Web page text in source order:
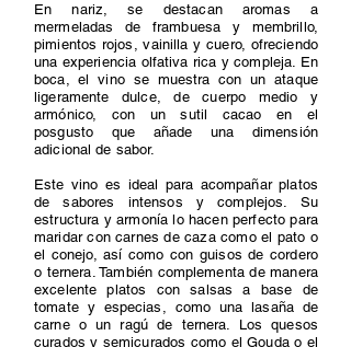
En nariz, se destacan aromas a
mermeladas de frambuesa y membrillo,
pimientos rojos, vainilla y cuero, ofreciendo
una experiencia olfativa rica y compleja. En
boca, el vino se muestra con un ataque
ligeramente dulce, de cuerpo medio y
armónico, con un sutil cacao en el
posgusto que añade una dimensión
adicional de sabor.
Este vino es ideal para acompañar platos
de sabores intensos y complejos. Su
estructura y armonía lo hacen perfecto para
maridar con carnes de caza como el pato o
el conejo, así como con guisos de cordero
o ternera. También complementa de manera
excelente platos con salsas a base de
tomate y especias, como una lasaña de
carne o un ragú de ternera. Los quesos
curados y semicurados como el Gouda o el